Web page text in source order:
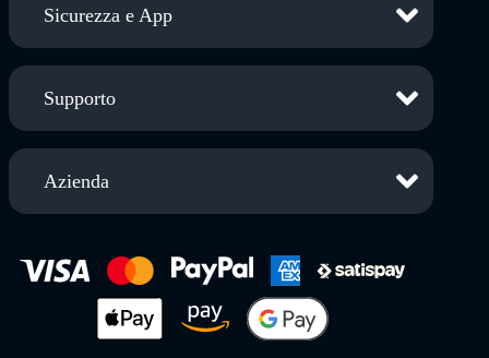
Sicurezza e App
Supporto
Azienda